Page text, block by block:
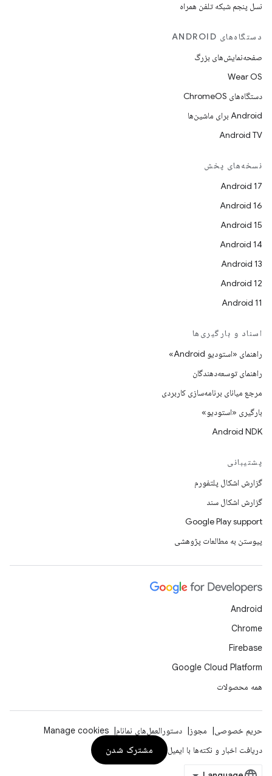
نسل پنجم شبکه تلفن همراه
دستگاه‌های ANDROID
صفحه‌نمایش‌های بزرگ
Wear OS
دستگاه‌های ChromeOS
Android برای ماشین‌ها
Android TV
نسخه‌های پخش
Android 17
Android 16
Android 15
Android 14
Android 13
Android 12
Android 11
اسناد و بارگیری‌ها
راهنمای «استودیو Android»
راهنمای توسعه‌دهندگان
مرجع میانای برنامه‌سازی کاربردی
بارگیری «استودیو»
Android NDK
پشتیبانی
گزارش اشکال پلتفورم
گزارش اشکال سند
Google Play support
پیوستن به مطالعات پژوهشی
Android
Chrome
Firebase
Google Cloud Platform
همه محصولات
حریم خصوصی مجوز دستورالعمل‌های نمانام
Manage cookies
دریافت اخبار و نکته‌ها با ایمیل
مشترک شدن